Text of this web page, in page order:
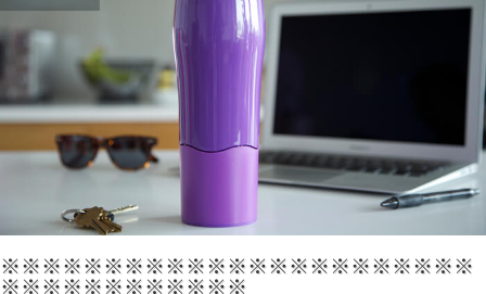
※※※※※※※※※※※※※※※※※※※※※※※
※※※※※※※※※※※※